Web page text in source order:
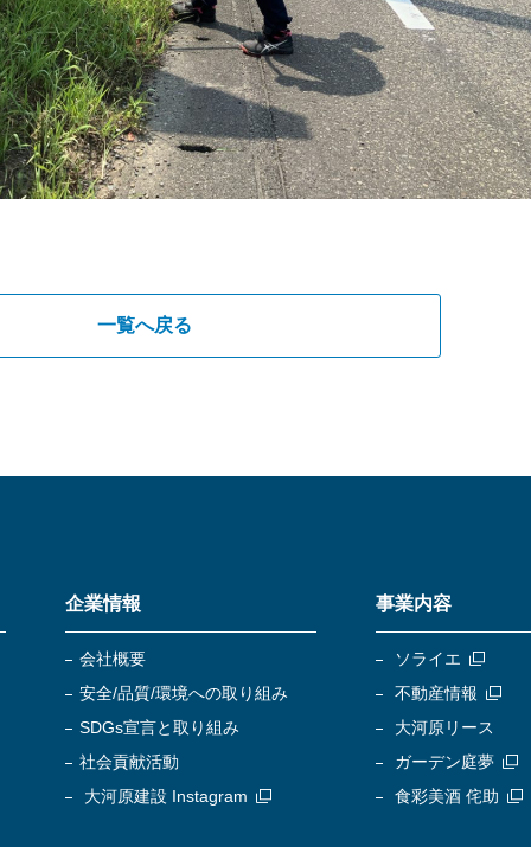
一覧へ戻る
企業情報
会社概要
安全/品質/環境への取り組み
SDGs宣言と取り組み
社会貢献活動
大河原建設 Instagram
事業内容
ソライエ
不動産情報
大河原リース
ガーデン庭夢
食彩美酒 侘助